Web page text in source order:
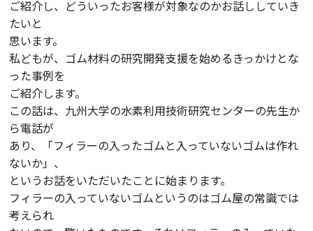
ご紹介し、どういったお客様が対象なのかお話ししていき
たいと
思います。
私どもが、ゴム材料の研究開発支援を始めるきっかけとな
った事例を
ご紹介します。
この話は、九州大学の水素利用技術研究センターの先生か
ら電話が
あり、「フィラーの入ったゴムと入っていないゴムは作れ
ないか」、
というお話をいただいたことに始まります。
フィラーの入っていないゴムというのはゴム屋の常識では
考えられ